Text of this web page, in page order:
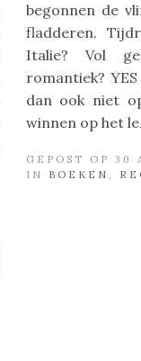
begonnen de
fladderen.
Italie? Vol
romantiek?
dan ook niet
winnen op het
GEPOST OP 30
IN
BOEKEN ,